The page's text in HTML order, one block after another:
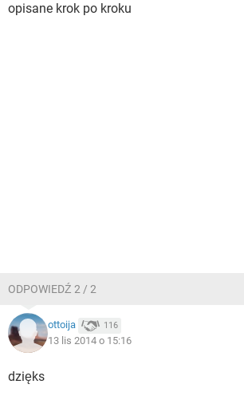
opisane krok po kroku
ODPOWIEDŹ 2 / 2
ottoija 116
13 lis 2014 o 15:16
dzięks